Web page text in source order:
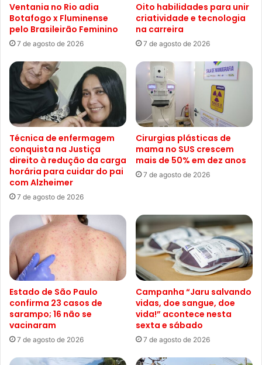
Ventania no Rio adia
Botafogo x Fluminense
pelo Brasileirão Feminino
7 de agosto de 2026
Oito habilidades para unir
criatividade e tecnologia
na carreira
7 de agosto de 2026
Técnica de enfermagem
conquista na Justiça
direito à redução da carga
horária para cuidar do pai
com Alzheimer
7 de agosto de 2026
Cirurgias plásticas de
mama no SUS crescem
mais de 50% em dez anos
7 de agosto de 2026
Estado de São Paulo
confirma 23 casos de
sarampo; 16 não se
vacinaram
7 de agosto de 2026
Campanha “Jaru salvando
vidas, doe sangue, doe
vida!” acontece nesta
sexta e sábado
7 de agosto de 2026